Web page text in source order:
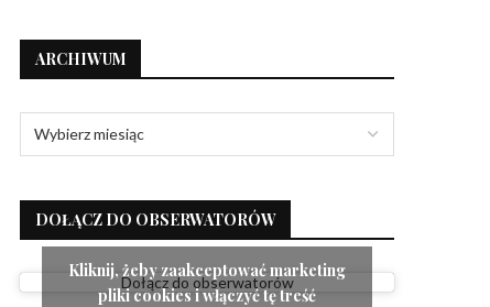
ARCHIWUM
DOŁĄCZ DO OBSERWATORÓW
Dołącz do obserwatorów
Kliknij, żeby zaakceptować marketing
pliki cookies i włączyć tę treść